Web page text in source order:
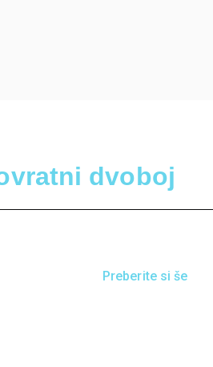
dvoboj
Preberite si še